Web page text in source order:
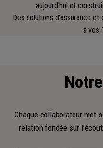
aujourd’hui et
Des solutions d’assurance et
à vos
Notre
Chaque collaborateur met
relation fondée sur